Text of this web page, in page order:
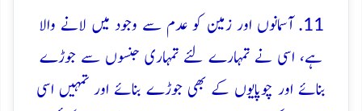
11. آسمانوں اور زمین کو عدم سے وجود میں لانے والا
ہے، اسی نے تمہارے لئے تمہاری جنسوں سے جوڑے
بنائے اور چوپایوں کے بھی جوڑے بنائے اور تمہیں اسی